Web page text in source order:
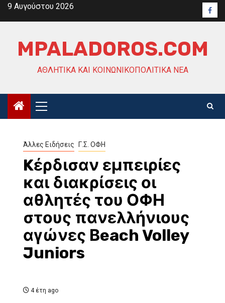
Skip9 Αυγούστου 2026
MPALADOROS.COM
ΑΘΛΗΤΙΚΆ ΚΑΙ ΚΟΙΝΩΝΙΚΟΠΟΛΙΤΙΚΆ ΝΈΑ
Primary
Menu
Άλλες Ειδήσεις Γ.Σ. ΟΦΗ
Kέρδισαν εμπειρίες
και διακρίσεις οι
αθλητές του ΟΦΗ
στους πανελλήνιους
αγώνες Βeach Volley
Juniors
4 έτη ago